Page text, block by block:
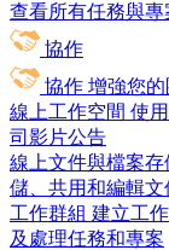
查看所有任務與專
協作
協作 增強您
線上工作空間 使
司影片公告
線上文件與檔案存
儲、共用和編輯文
工作群組 建立工
及處理任務和專案